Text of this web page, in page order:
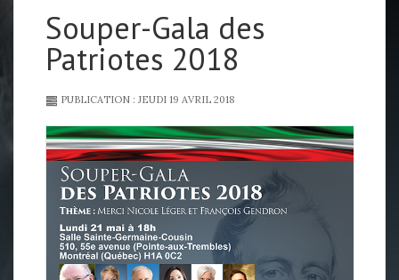
Souper-Gala des
Patriotes 2018
PUBLICATION : JEUDI 19 AVRIL 2018